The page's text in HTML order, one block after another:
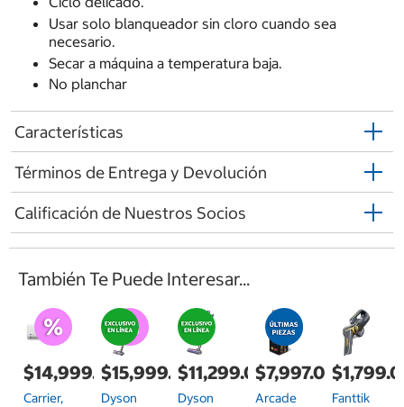
Usar solo blanqueador sin cloro cuando sea
necesario.
Secar a máquina a temperatura baja.
No planchar
Características
Términos de Entrega y Devolución
Calificación de Nuestros Socios
También Te Puede Interesar...
$14,999.00
Carrier,
$15,999.00
Dyson
$11,299.00
Dyson
$7,997.00
Arcade
Fanttik